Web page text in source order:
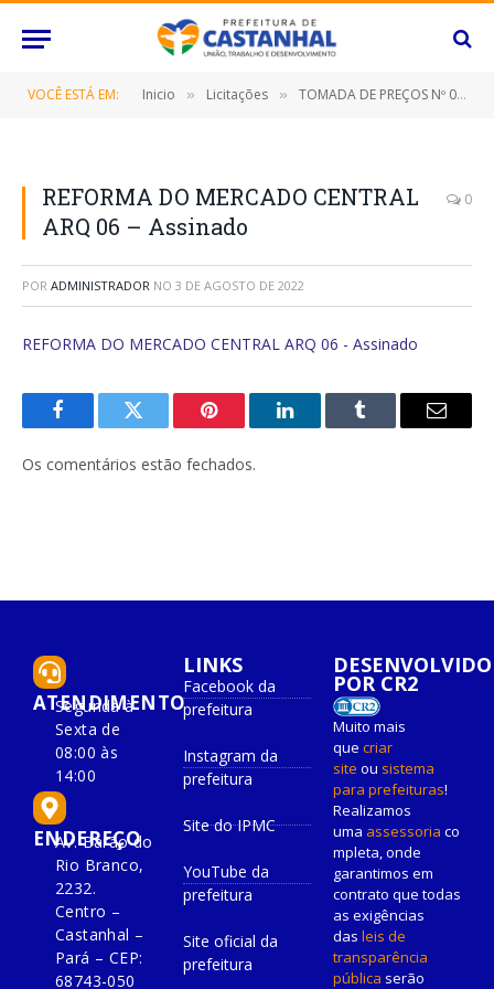
VOCÊ ESTÁ EM: Inicio » Licitações » TOMADA DE PREÇOS Nº 020/2022 (Contratação de empresa especializada para reforma e ampliação do mercado central de carnes, neste Município de Castanhal/Pará)
REFORMA DO MERCADO CENTRAL
ARQ 06 – Assinado
0
POR ADMINISTRADOR NO 3 DE AGOSTO DE 2022
REFORMA DO MERCADO CENTRAL ARQ 06 - Assinado
FacebookTwitter Pinterest O
Tumblr
E-
Os comentários estão fechados.
ATENDIMENTO
Segunda à
Sexta de
08:00 às
14:00
ENDEREÇO
Av. Barão do
Rio Branco,
2232.
Centro –
Castanhal –
Pará – CEP:
68743-050
LINKS
Facebook da
prefeitura
Instagram da
prefeitura
Site do IPMC
YouTube da
prefeitura
Site oficial da
prefeitura
DESENVOLVIDO
POR CR2
Muito mais
que criar
site ou sistema
para prefeituras!
Realizamos
uma assessoria co
mpleta, onde
garantimos em
contrato que todas
as exigências
das leis de
transparência
pública serão